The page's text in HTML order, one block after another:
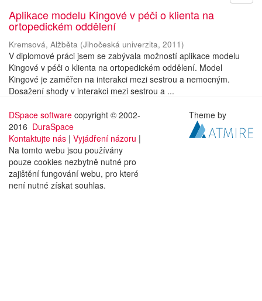
Aplikace modelu Kingové v péči o klienta na
ortopedickém oddělení
Kremsová, Alžběta (Jihočeská univerzita, 2011)
V diplomové práci jsem se zabývala možností aplikace modelu
Kingové v péči o klienta na ortopedickém oddělení. Model
Kingové je zaměřen na interakci mezi sestrou a nemocným.
Dosažení shody v interakci mezi sestrou a ...
DSpace software copyright © 2002-
2016 DuraSpace
Kontaktujte nás | Vyjádření názoru |
Na tomto webu jsou používány
pouze cookies nezbytně nutné pro
zajištění fungování webu, pro které
není nutné získat souhlas.
Theme by